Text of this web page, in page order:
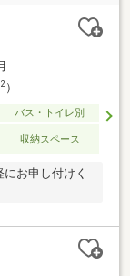
2）
バス・トイレ別
収納スペース
お申し付けく